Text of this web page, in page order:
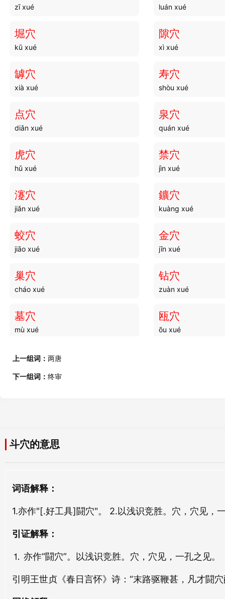
斗山 斗人
斗头 斗镂
斗袚 斗战
斗智 斗口
斗斛 斗拢
斗舍 斗靡
斗叟 斗饤
斗磴 斗艶
斗诤 斗合
斗箕
斗勇
dòu yǒng dòu cǎi
斗眼
dòu yǎn dòu yǐ
斗茗 斗具
zī xué luán xué
堀穴
kū xué
隙穴
xì xué
罅穴
xià xué
寿穴
shòu xué
点穴
diǎn xué
泉穴
quán xué
虎穴
hǔ xué
禁穴
jìn xué
瀽穴
jiǎn xué
鑛穴
kuàng xué
蛟穴
jiāo xué
金穴
jīn xué
巢穴
cháo xué
钻穴
zuàn xué
墓穴
mù xué
瓯穴
ōu xué
死穴
鼠穴
shǔ xué
xūn xué
凹穴
āo xué
复穴
迸穴 凿穴
上一组词： 两唐
下一组词： 终审
斗穴的意思
词语解释：
1.亦作"[.好工具]闘穴"。 2.以浅识竞胜。穴，穴见，
引证解释：
⒈ 亦作“闘穴”。以浅识竞胜。穴，穴见，一孔之见。
引明王世贞《春日言怀》诗：“末路驱鞭甚，凡才闘穴